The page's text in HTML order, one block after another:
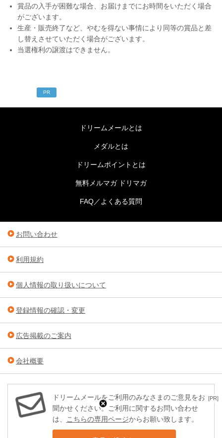
賞品の入手が困難な場合、お届けまでにお時間をいただく場合
がございます。
生産・販売終了など、やむを得ない事情により同等の賞品と差
し替えさせていただく場合がございます。
当選権利の譲渡はできません。
[PR]
PR
ドリームメールとは
メダルとは
ドリームポイントとは
無料メルマガ ドリマガ
FAQ／よくある質問
お問い合わせ
利用規約
個人情報の取り扱いについて
登録情報の確認・変更
広告掲載のご案内
会社概要
ドリームメールをご利用のみなさまのご意見をお
聞かせください。ご利用に関するお問い合わせ
は、 こちらの専用ページからお願い致します。